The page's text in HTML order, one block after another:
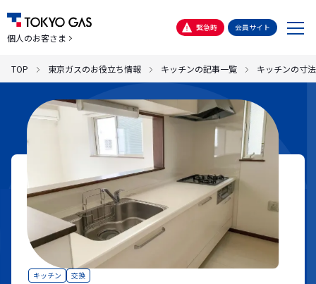
個人のお客さま
緊急時 会員サイト
メ
ュ
ー
TOP 東京ガスのお役立ち情報 キッチンの記事一覧 キッチンの寸
キッチン 交換